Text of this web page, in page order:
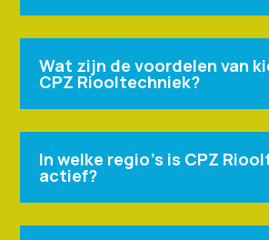
Wat zijn de voordelen van
CPZ Riooltechniek?
In welke regio's is CPZ
actief?